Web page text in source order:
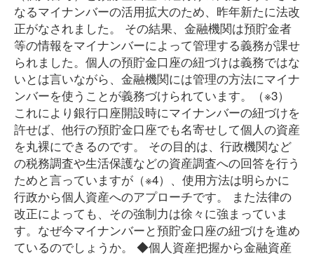
なるマイナンバーの活用拡大のため、昨年新たに法改
正がなされました。 その結果、金融機関は預貯金者
等の情報をマイナンバーによって管理する義務が課せ
られました。個人の預貯金口座の紐づけは義務ではな
いとは言いながら、金融機関には管理の方法にマイナ
ンバーを使うことが義務づけられています。（※3）
これにより銀行口座開設時にマイナンバーの紐づけを
許せば、他行の預貯金口座でも名寄せして個人の資産
を丸裸にできるのです。 その目的は、行政機関など
の税務調査や生活保護などの資産調査への回答を行う
ためと言っていますが（※4）、使用方法は明らかに
行政から個人資産へのアプローチです。 また法律の
改正によっても、その強制力は徐々に強まっていま
す。なぜ今マイナンバーと預貯金口座の紐づけを進め
ているのでしょうか。 ◆個人資産把握から金融資産